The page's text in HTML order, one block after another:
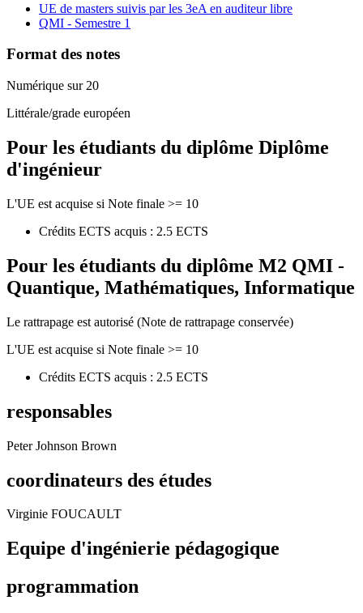
UE de masters suivis par les 3eA en auditeur libre
QMI - Semestre 1
Format des notes
Numérique sur 20
Littérale/grade européen
Pour les étudiants du diplôme Diplôme
d'ingénieur
L'UE est acquise si Note finale >= 10
Crédits ECTS acquis : 2.5 ECTS
Pour les étudiants du diplôme M2 QMI -
Quantique, Mathématiques, Informatique
Le rattrapage est autorisé (Note de rattrapage conservée)
L'UE est acquise si Note finale >= 10
Crédits ECTS acquis : 2.5 ECTS
responsables
Peter Johnson Brown
coordinateurs des études
Virginie FOUCAULT
Equipe d'ingénierie pédagogique
programmation